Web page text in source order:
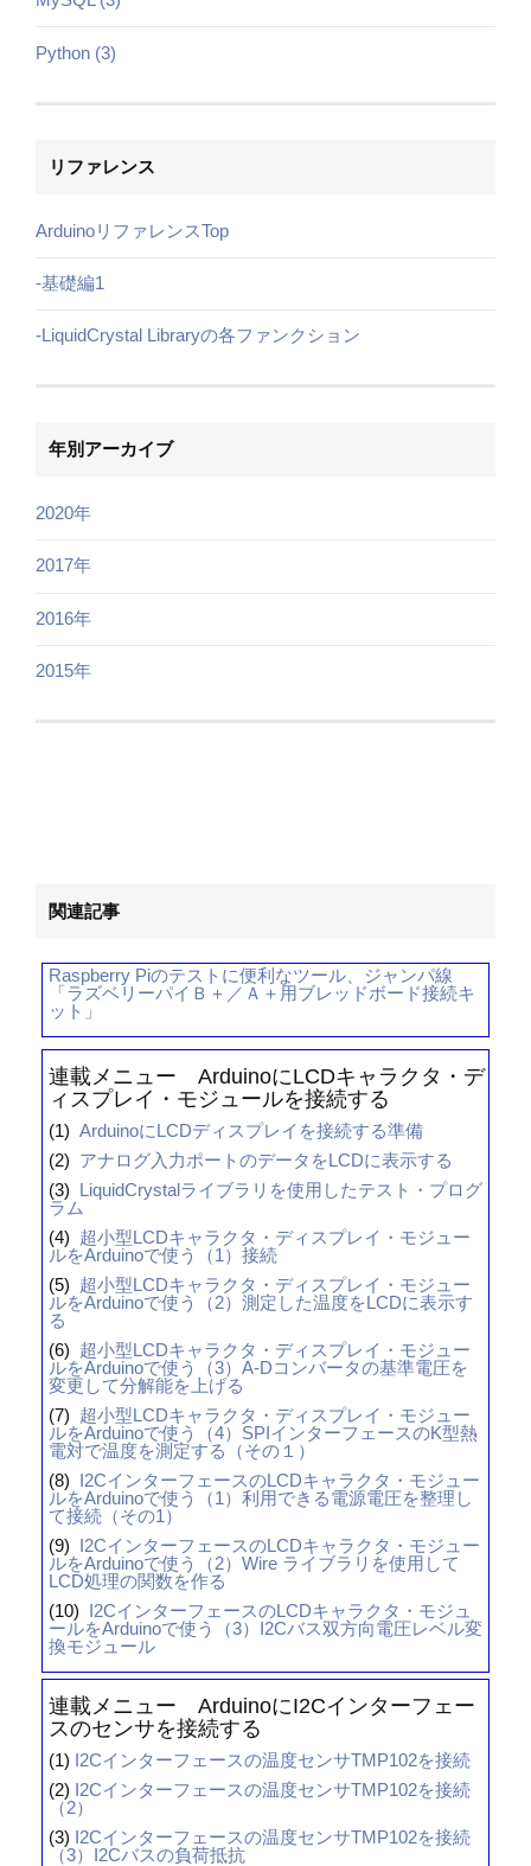
Python (3)
リファレンス
ArduinoリファレンスTop
-基礎編1
-LiquidCrystal Libraryの各ファンクション
年別アーカイブ
2020年
2017年
2016年
2015年
関連記事
Raspberry Piのテストに便利なツール、ジャンパ線
「ラズベリーパイＢ＋／Ａ＋用ブレッドボード接続キ
ット」
連載メニュー ArduinoにLCDキャラクタ・デ
ィスプレイ・モジュールを接続する
(1) ArduinoにLCDディスプレイを接続する準備
(2) アナログ入力ポートのデータをLCDに表示する
(3)
LiquidCrystalライブラリを使用したテスト・プログ
ラム
(4) 超小型LCDキャラクタ・ディスプレイ・モジュー
ルをArduinoで使う（1）接続
(5) 超小型LCDキャラクタ・ディスプレイ・モジュー
ルをArduinoで使う（2）測定した温度をLCDに表示す
る
(6) 超小型LCDキャラクタ・ディスプレイ・モジュー
ルをArduinoで使う（3）A-Dコンバータの基準電圧を
変更して分解能を上げる
(7) 超小型LCDキャラクタ・ディスプレイ・モジュー
ルをArduinoで使う（4）SPIインターフェースのK型熱
電対で温度を測定する（その１）
(8)
I2CインターフェースのLCDキャラクタ・モジュー
ルをArduinoで使う（1）利用できる電源電圧を整理し
て接続（その1）
(9)
I2CインターフェースのLCDキャラクタ・モジュー
ルをArduinoで使う（2）Wire ライブラリを使用して
LCD処理の関数を作る
(10)
I2CインターフェースのLCDキャラクタ・モジュ
ールをArduinoで使う（3）I2Cバス双方向電圧レベル変
換モジュール
連載メニュー ArduinoにI2Cインターフェー
スのセンサを接続する
(1)
I2Cインターフェースの温度センサTMP102を接続
(2)
I2Cインターフェースの温度センサTMP102を接続
（2）
(3)
I2Cインターフェースの温度センサTMP102を接続
（3）I2Cバスの負荷抵抗